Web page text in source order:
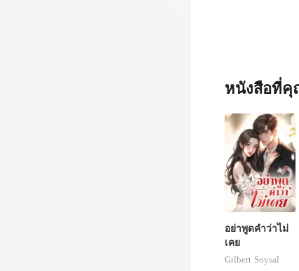
หนังสือที่คุ
อย่าพูดคำว่าไม่
เคย
Gilbert Soysal